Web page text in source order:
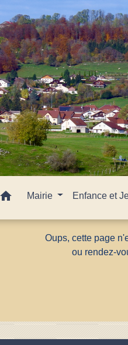
home Mairie Enfance et
Oups, cette page
ou rendez-